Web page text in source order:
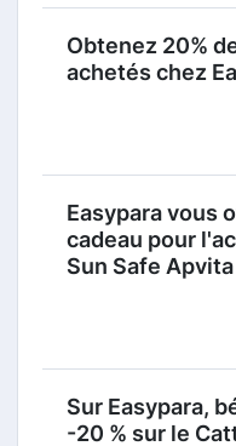
Obtenez 20%
achetés chez
Easypara vous
cadeau pour
Sun Safe Apvita
Sur Easypara,
-20 % sur le